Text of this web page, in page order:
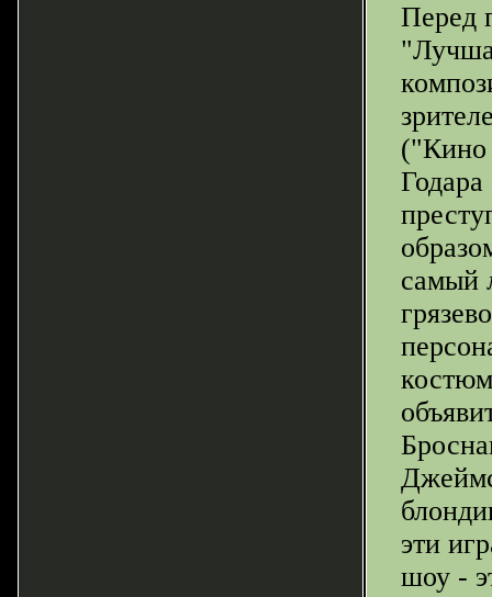
Перед
("Кино
самый
эти
шоу -